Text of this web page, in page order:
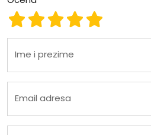
Ocena 5
Ocena 4
Ocena 3
Ocena 2
Ocena 1
Ime i prezime
Email adresa